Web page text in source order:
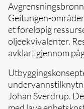
Geitungen-
et foreløpig
oljeekvivalenter.
avklart gjennom
Johan Sverdrup.